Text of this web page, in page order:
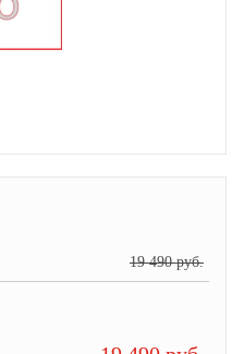
19 490 руб.